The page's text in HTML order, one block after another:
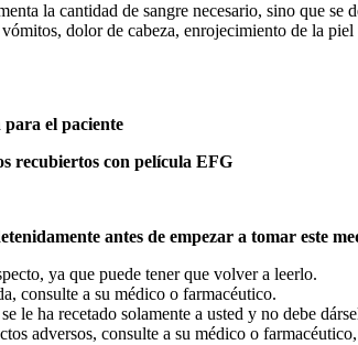
la cantidad de sangre necesario, sino que
dolor de cabeza, enrojecimiento de la
el paciente
recubiertos con película EFG
antes de empezar a tomar este
ya que puede tener que volver a leerlo.
consulte a su médico o farmacéutico.
le ha recetado solamente a usted y no debe
adversos, consulte a su médico o